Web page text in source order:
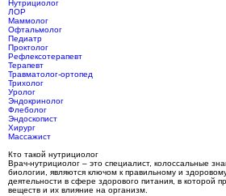
Нутрициолог
ЛОР
Маммолог
Офтальмолог
Педиатр
Проктолог
Рефлексотерапевт
Терапевт
Травматолог-ортопед
Трихолог
Уролог
Эндокринолог
Флеболог
Эндоскопист
Хирург
Массажист
Кто такой нутрициолог
Врач-нутрициолог – это специалист, колоссальные
биологии, являются ключом к правильному и
деятельности в сфере здорового питания, в которой
веществ и их влияние на организм.